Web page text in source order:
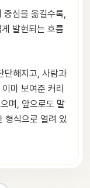
중심을 옮길수록,
발현되는 흐름
단해지고, 사람과
미 보여준 커리
며, 앞으로도 말
형식으로 열려 있